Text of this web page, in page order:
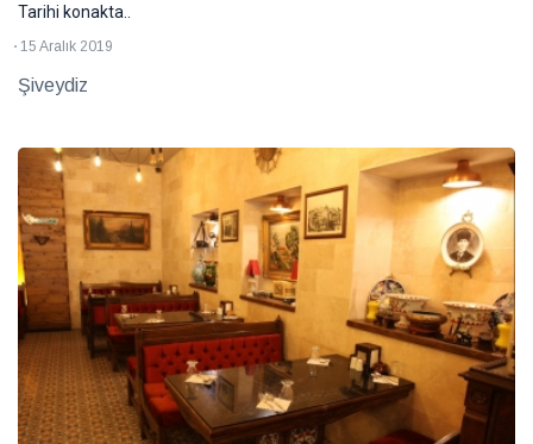
Tarihi konakta..
15 Aralık 2019
Şiveydiz